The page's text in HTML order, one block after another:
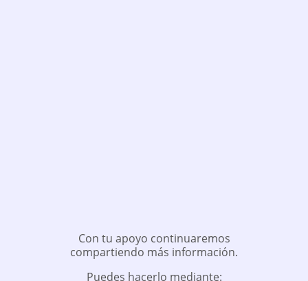
Con tu apoyo continuaremos
compartiendo más información.
Puedes hacerlo mediante: